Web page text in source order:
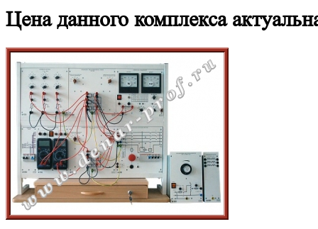
Цена данного комплекса